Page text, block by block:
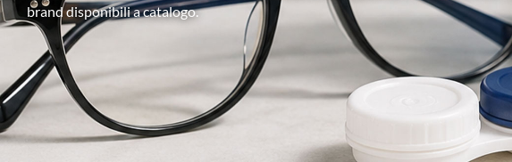
brand disponibili a catalogo.